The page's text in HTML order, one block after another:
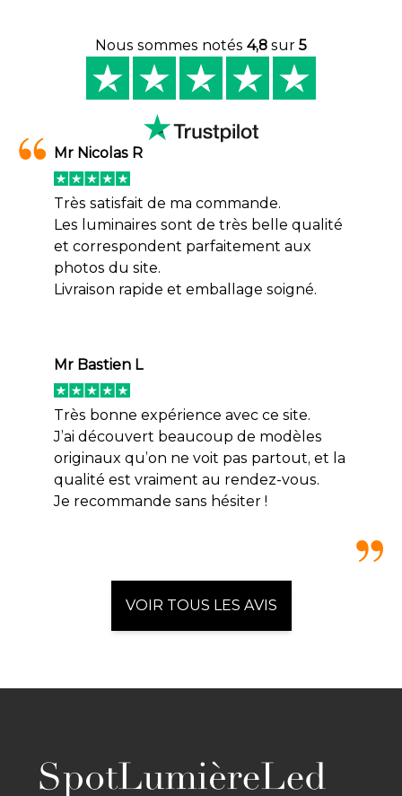
Nous sommes notés 4,8 sur 5
Mr Nicolas R
Très satisfait de ma commande.
Les luminaires sont de très belle qualité
et correspondent parfaitement aux
photos du site.
Livraison rapide et emballage soigné.
Mr Bastien L
Très bonne expérience avec ce site.
J’ai découvert beaucoup de modèles
originaux qu’on ne voit pas partout, et la
qualité est vraiment au rendez-vous.
Je recommande sans hésiter !
VOIR TOUS LES AVIS